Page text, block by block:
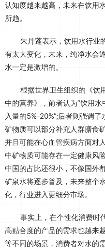
认知度越来越高，未来在饮用
所趋。
朱丹蓬表示，饮用水行业
有太大变化，未来，纯净水会
水一定是激增的。
根据世界卫生组织的《饮
中的营养》，前者认为“饮用
入量的5%-20%”;后者则强调
矿物质可以部分补充人群膳食
并且可能在心血管疾病方面对
中矿物质可能存在一定健康风
中国的占比还很小，不像国外
矿泉水将逐步普及，未来整个
化，行业进入更细分市场。
事实上，在个性化消费时
高贴合度的产品的需求也越来
等不同的场景，消费者对水的